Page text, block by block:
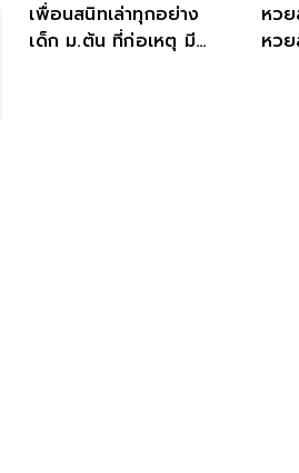
เพื่อนสนิทเล่าทุกอย่าง
เด็ก ม.ต้น ที่ก่อเหตุ มี
หว
หว